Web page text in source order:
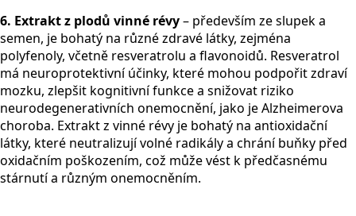
6. Extrakt z plodů vinné révy– především ze slupek a
semen, je bohatý na různé zdravé látky, zejména
polyfenoly, včetně resveratrolu a flavonoidů. Resveratrol
má neuroprotektivní účinky, které mohou podpořit zdraví
mozku, zlepšit kognitivní funkce a snižovat riziko
neurodegenerativních onemocnění, jako je Alzheimerova
choroba. Extrakt z vinné révy je bohatý na antioxidační
látky, které neutralizují volné radikály a chrání buňky před
oxidačním poškozením, což může vést k předčasnému
stárnutí a různým onemocněním.